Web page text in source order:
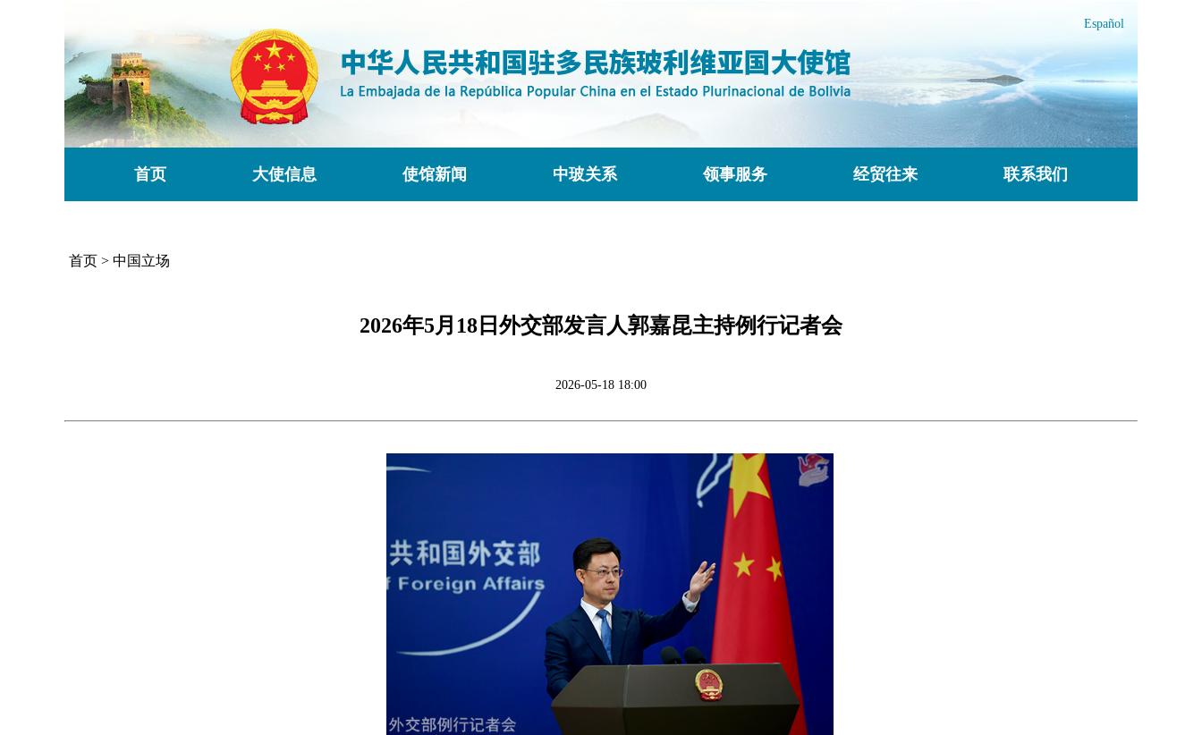
Español
首页 大使信息 使馆新闻 中玻关系 领事服务 经贸往来 联系我们
首页 > 中国立场
2026年5月18日外交部发言人郭嘉昆主持例行记者会
2026-05-18 18:00